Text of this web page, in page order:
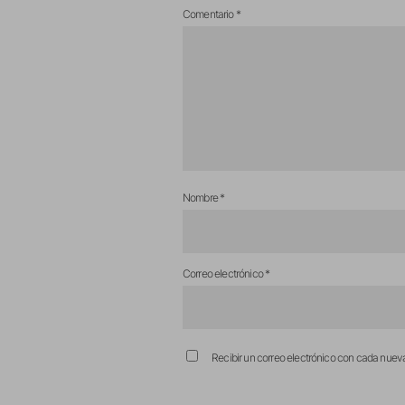
Comentario *
Nombre*
Correo electrónico*
Recibir un correo electrónico con cada